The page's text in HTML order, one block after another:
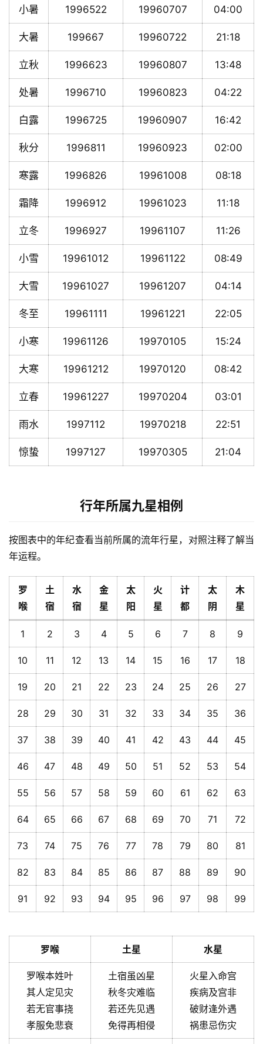
小暑 1996522 19960707 04:00
大暑 199667 19960722 21:18
立秋 1996623 19960807 13:48
处暑 1996710 19960823 04:22
白露 1996725 19960907 16:42
秋分 1996811 19960923 02:00
寒露 1996826 19961008 08:18
霜降 1996912 19961023 11:18
立冬 1996927 19961107 11:26
小雪 19961012 19961122 08:49
大雪 19961027 19961207 04:14
冬至 19961111 19961221 22:05
小寒 19961126 19970105 15:24
大寒 19961212 19970120 08:42
立春 19961227 19970204 03:01
雨水 1997112 19970218 22:51
惊蛰 1997127 19970305 21:04
行年所属九星相例
按图表中的年纪查看当前所属的流年行星，对照注释了解当
年运程。
罗
喉
土
宿
水
宿
金
星
太
阳
火
星
计
都
太
阴
木
星
1 2 3 4 5 6 7 8 9
10 11 12 13 14 15 16 17 18
19 20 21 22 23 24 25 26 27
28 29 30 31 32 33 34 35 36
37 38 39 40 41 42 43 44 45
46 47 48 49 50 51 52 53 54
55 56 57 58 59 60 61 62 63
64 65 66 67 68 69 70 71 72
73 74 75 76 77 78 79 80 81
82 83 84 85 86 87 88 89 90
91 92 93 94 95 96 97 98 99
罗喉 土星 水星
罗喉本姓叶
其人定见灾
若无官事挠
孝服免悲衰
土宿虽凶星
秋冬灾难临
若还先见遇
免得再相侵
火星入命宫
疾病及宫非
破财逢外遇
祸患忌伤灾